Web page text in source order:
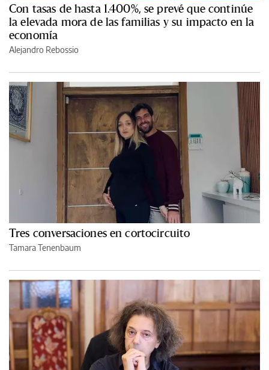
Con tasas de hasta 1.400%, se prevé que continúe
la elevada mora de las familias y su impacto en la
economía
Alejandro Rebossio
Tres conversaciones en cortocircuito
Tamara Tenenbaum